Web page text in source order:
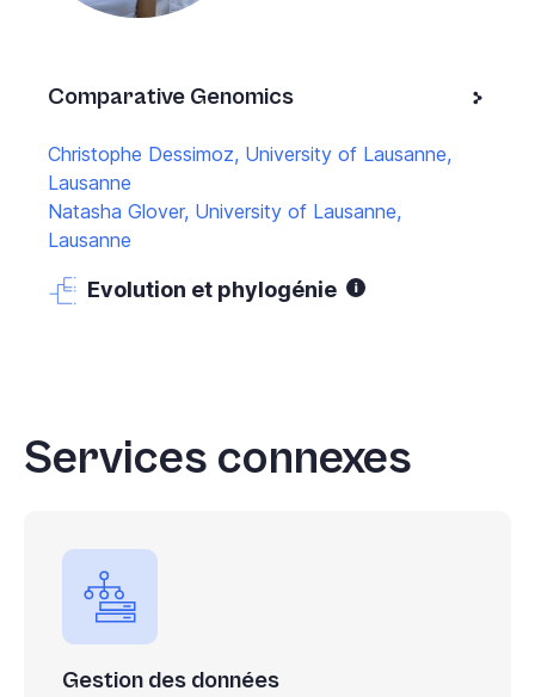
Comparative Genomics
Christophe Dessimoz, University of Lausanne,
Lausanne
Natasha Glover, University of Lausanne,
Lausanne
Evolution et phylogénie
Services connexes
Gestion des données